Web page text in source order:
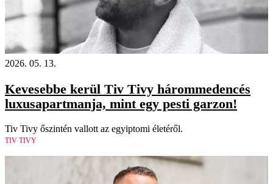
2026. 05. 13.
Kevesebbe kerül Tiv Tivy hárommedencés
luxusapartmanja, mint egy pesti garzon!
Tiv Tivy őszintén vallott az egyiptomi életéről.
TIV TIVY